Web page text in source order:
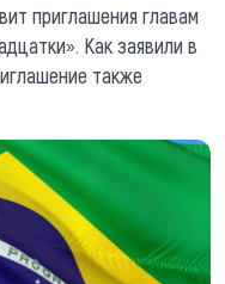
приглашения главам
Как заявили в
также